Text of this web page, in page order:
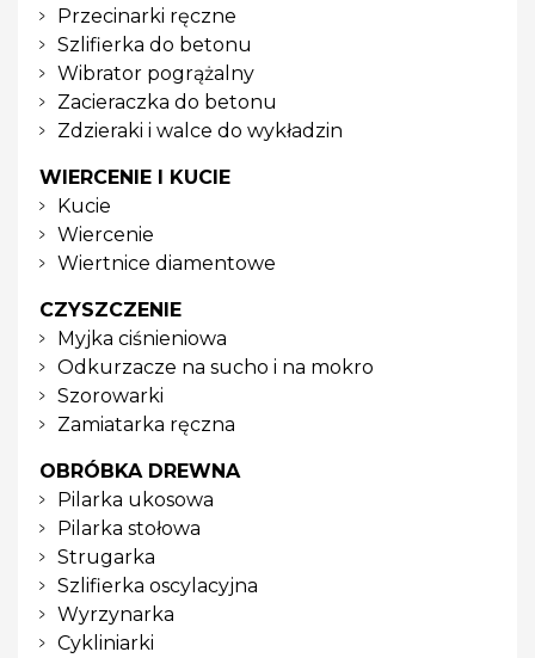
Przecinarki ręczne
Szlifierka do betonu
Wibrator pogrążalny
Zacieraczka do betonu
Zdzieraki i walce do wykładzin
WIERCENIE I KUCIE
Kucie
Wiercenie
Wiertnice diamentowe
CZYSZCZENIE
Myjka ciśnieniowa
Odkurzacze na sucho i na mokro
Szorowarki
Zamiatarka ręczna
OBRÓBKA DREWNA
Pilarka ukosowa
Pilarka stołowa
Strugarka
Szlifierka oscylacyjna
Wyrzynarka
Cykliniarki